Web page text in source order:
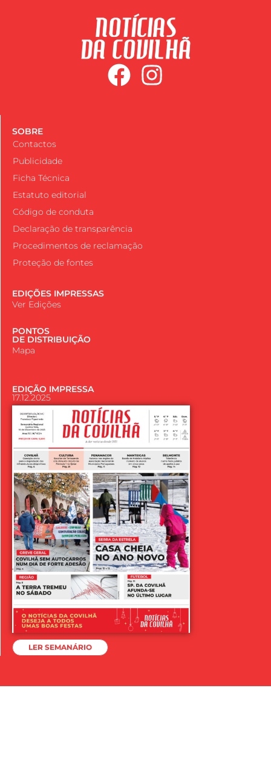
SOBRE
Contactos
Publicidade
Ficha Técnica
Estatuto editorial
Código de conduta
Declaração de transparência
Procedimentos de reclamação
Proteção de fontes
EDIÇÕES IMPRESSAS
Ver Edições
PONTOS
DE DISTRIBUIÇÃO
Mapa
EDIÇÃO IMPRESSA
17.12.2025
LER SEMANÁRIO